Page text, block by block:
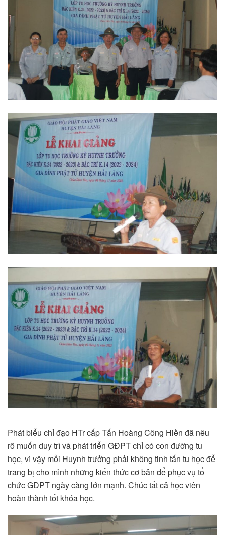
Phát biểu chỉ đạo HTr cấp Tấn Hoàng Công Hiền đã nêu
rõ muốn duy trì và phát triển GĐPT chỉ có con đường tu
học, vì vậy mỗi Huynh trưởng phải không tinh tấn tu học để
trang bị cho mình những kiến thức cơ bản để phục vụ tổ
chức GĐPT ngày càng lớn mạnh. Chúc tất cả học viên
hoàn thành tốt khóa học.